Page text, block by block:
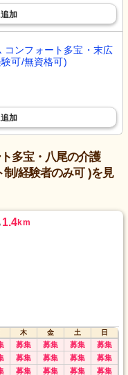
追加
コンフォート多宝・末広
可/無資格可)
追加
多宝・八尾の介護
/経験者のみ可 )を見
1.4km
木 金 土
日
募集 募集 募集 募集
募集 募集 募集 募集
募集 募集 募集 募集